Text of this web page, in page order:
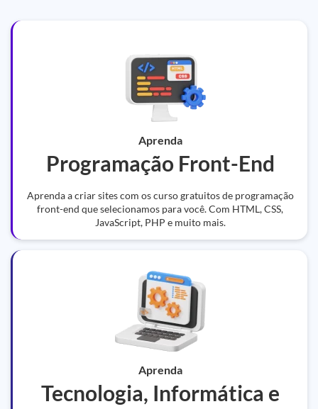
Aprenda
Programação Front-End
Aprenda a criar sites com os curso gratuitos de programação
front-end que selecionamos para você. Com HTML, CSS,
JavaScript, PHP e muito mais.
Aprenda
Tecnologia, Informática e